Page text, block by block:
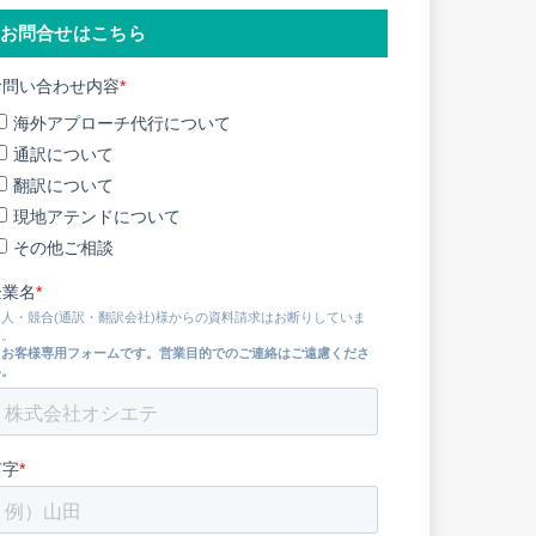
お問合せはこちら